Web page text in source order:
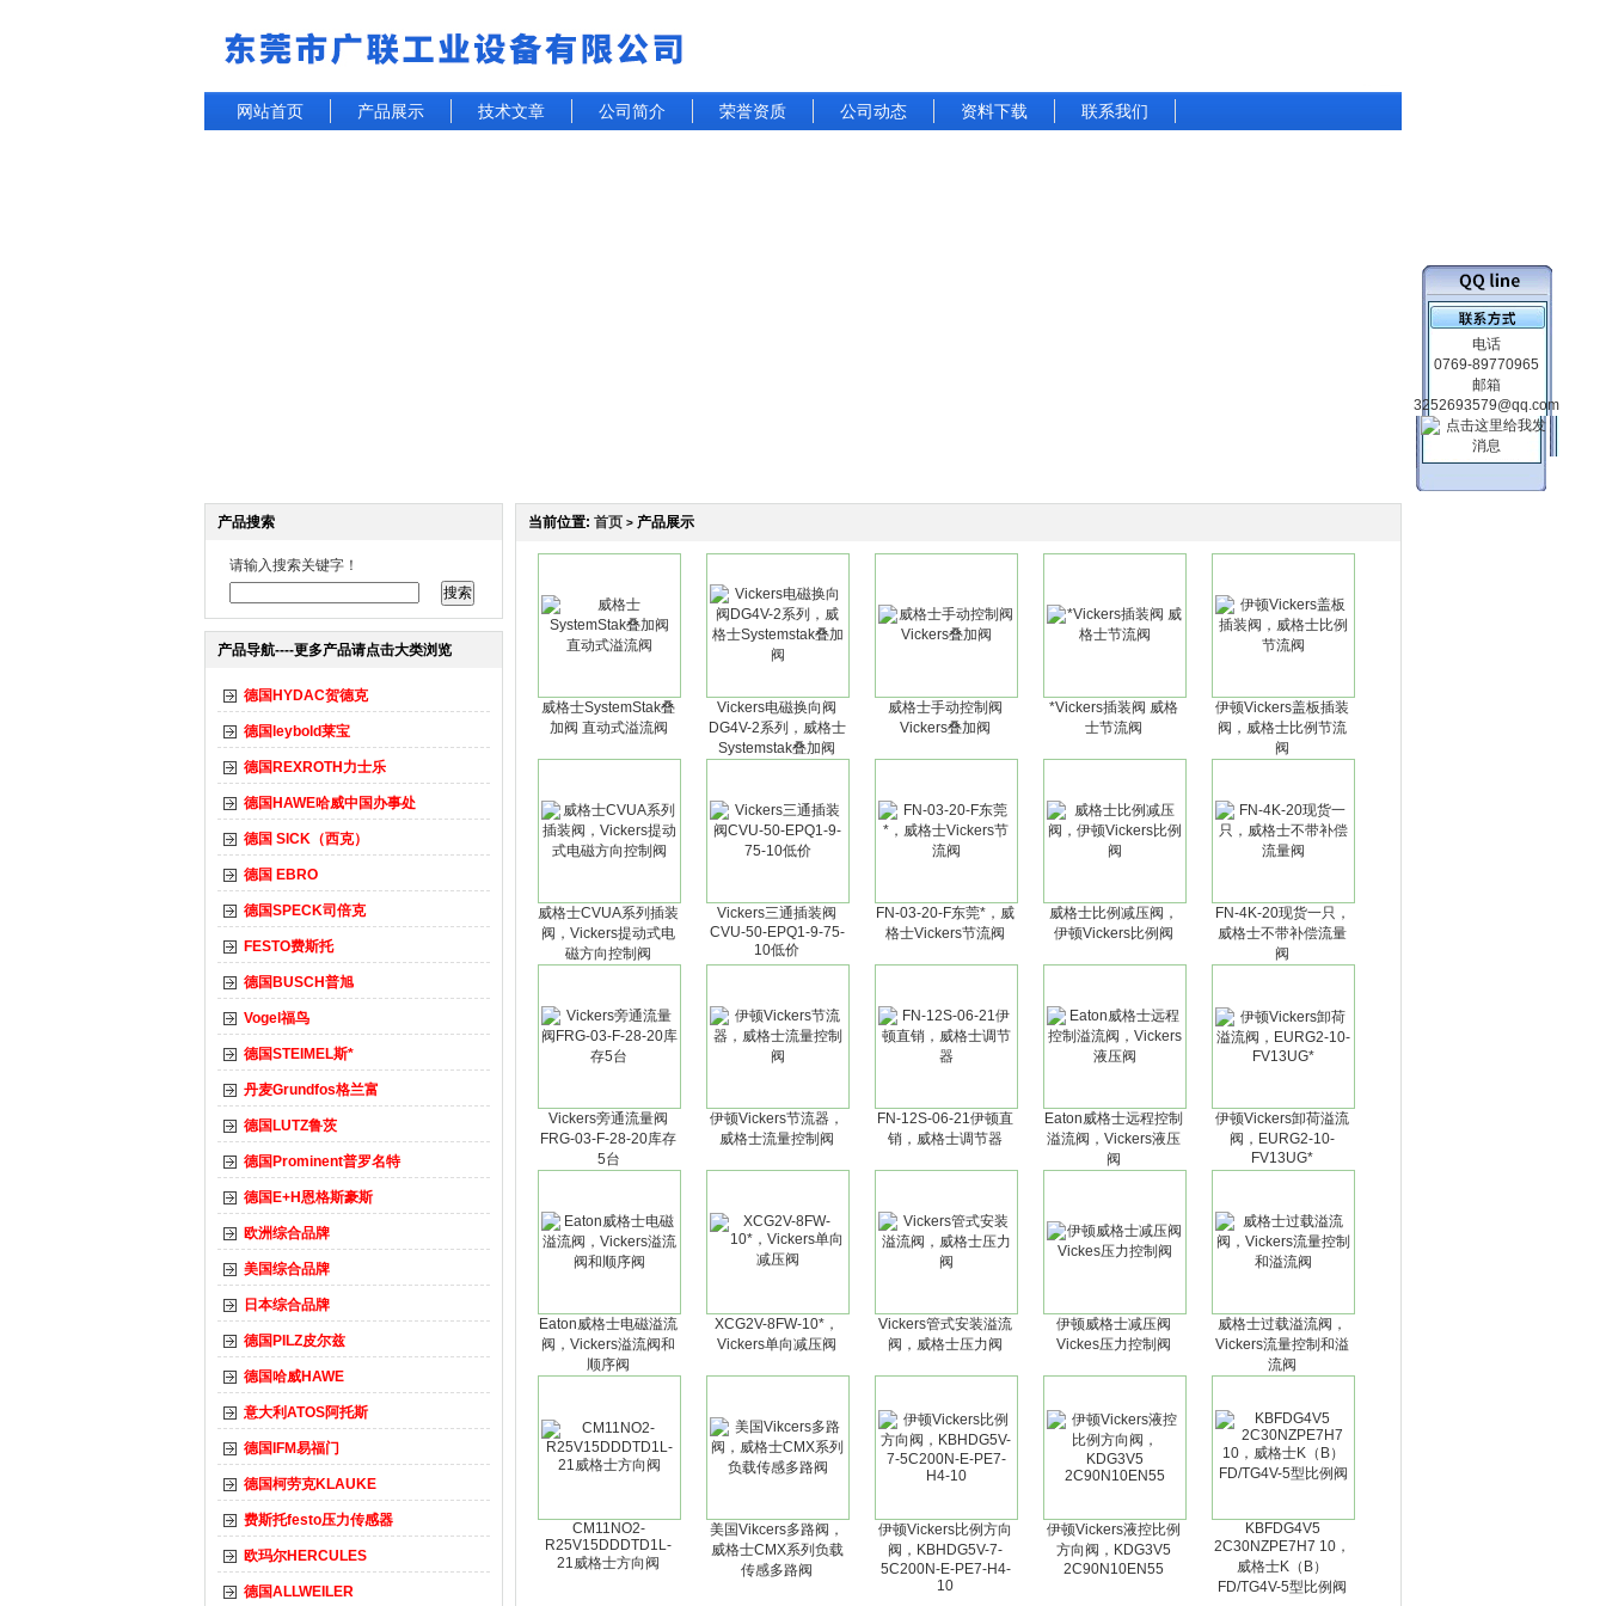
网站首页 产品展示 技术文章 公司简介 荣誉资质 公司动态 资料下载 联系我们
产品搜索
请输入搜索关键字！
产品导航----更多产品请点击大类浏览
德国HYDAC贺德克
德国leybold莱宝
德国REXROTH力士乐
德国HAWE哈威中国办事处
德国 SICK（西克）
德国 EBRO
德国SPECK司倍克
FESTO费斯托
德国BUSCH普旭
Vogel福鸟
德国STEIMEL斯*
丹麦Grundfos格兰富
德国LUTZ鲁茨
德国Prominent普罗名特
德国E+H恩格斯豪斯
欧洲综合品牌
美国综合品牌
日本综合品牌
德国PILZ皮尔兹
德国哈威HAWE
意大利ATOS阿托斯
德国IFM易福门
德国柯劳克KLAUKE
费斯托festo压力传感器
欧玛尔HERCULES
德国ALLWEILER
当前位置: 首页 > 产品展示
威格士SystemStak叠
加阀 直动式溢流阀
Vickers电磁换向阀
DG4V-2系列，威格士
Systemstak叠加阀
威格士手动控制阀
Vickers叠加阀
*Vickers插装阀 威格
士节流阀
伊顿Vickers盖板插装
阀，威格士比例节流
阀
威格士CVUA系列插装
阀，Vickers提动式电
磁方向控制阀
Vickers三通插装阀
CVU-50-EPQ1-9-75-
10低价
FN-03-20-F东莞*，威
格士Vickers节流阀
威格士比例减压阀，
伊顿Vickers比例阀
FN-4K-20现货一只，
威格士不带补偿流量
阀
Vickers旁通流量阀
FRG-03-F-28-20库存
5台
伊顿Vickers节流器，
威格士流量控制阀
FN-12S-06-21伊顿直
销，威格士调节器
Eaton威格士远程控制
溢流阀，Vickers液压
阀
伊顿Vickers卸荷溢流
阀，EURG2-10-
FV13UG*
Eaton威格士电磁溢流
阀，Vickers溢流阀和
顺序阀
XCG2V-8FW-10*，
Vickers单向减压阀
Vickers管式安装溢流
阀，威格士压力阀
伊顿威格士减压阀
Vickes压力控制阀
威格士过载溢流阀，
Vickers流量控制和溢
流阀
CM11NO2-
R25V15DDDTD1L-
21威格士方向阀
美国Vikcers多路阀，
威格士CMX系列负载
传感多路阀
伊顿Vickers比例方向
阀，KBHDG5V-7-
5C200N-E-PE7-H4-
10
伊顿Vickers液控比例
方向阀，KDG3V5
2C90N10EN55
KBFDG4V5
2C30NZPE7H7 10，
威格士K（B）
FD/TG4V-5型比例阀
电话
0769-89770965
邮箱
3252693579@qq.com